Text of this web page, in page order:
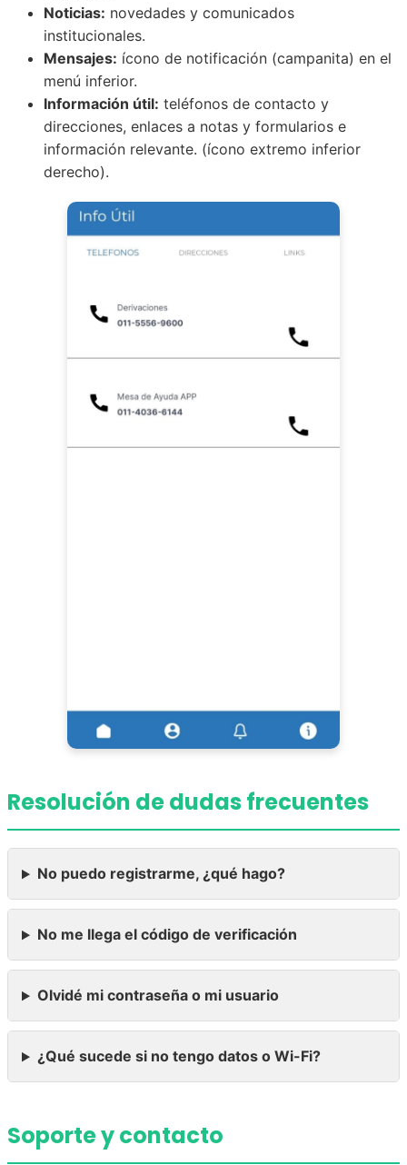
Noticias: novedades y comunicados
institucionales.
Mensajes: ícono de notificación (campanita) en el
menú inferior.
Información útil: teléfonos de contacto y
direcciones, enlaces a notas y formularios e
información relevante. (ícono extremo inferior
derecho).
Resolución de dudas frecuentes
No puedo registrarme, ¿qué hago?
No me llega el código de verificación
Olvidé mi contraseña o mi usuario
¿Qué sucede si no tengo datos o Wi-Fi?
Soporte y contacto